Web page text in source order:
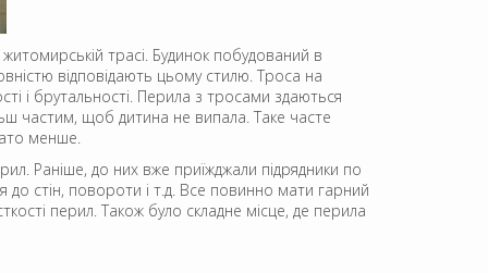
трасі. Будинок побудований в
відповідають цьому стилю. Троса на
і брутальності. Перила з тросами здаються
частим, щоб дитина не випала. Таке часте
менше.
Раніше, до них вже приїжджали підрядники по
до стін, повороти і т.д. Все повинно мати гарний
перил. Також було складне місце, де перила